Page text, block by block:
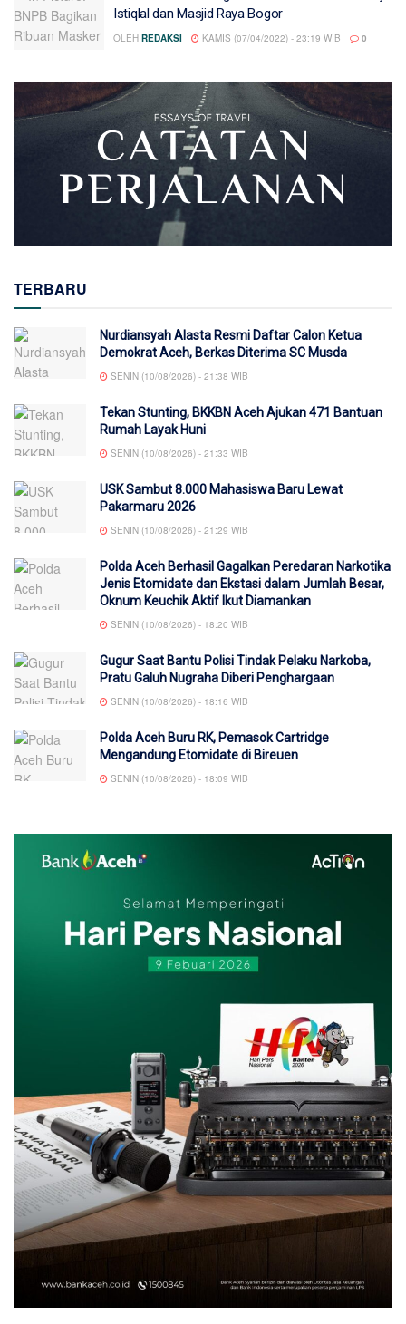
Istiqlal dan Masjid Raya Bogor
OLEH REDAKSI KAMIS (07/04/2022) - 23:19 WIB 0
TERBARU
Nurdiansyah Alasta Resmi Daftar Calon Ketua
Demokrat Aceh, Berkas Diterima SC Musda
SENIN (10/08/2026) - 21:38 WIB
Tekan Stunting, BKKBN Aceh Ajukan 471 Bantuan
Rumah Layak Huni
SENIN (10/08/2026) - 21:33 WIB
USK Sambut 8.000 Mahasiswa Baru Lewat
Pakarmaru 2026
SENIN (10/08/2026) - 21:29 WIB
Polda Aceh Berhasil Gagalkan Peredaran Narkotika
Jenis Etomidate dan Ekstasi dalam Jumlah Besar,
Oknum Keuchik Aktif Ikut Diamankan
SENIN (10/08/2026) - 18:20 WIB
Gugur Saat Bantu Polisi Tindak Pelaku Narkoba,
Pratu Galuh Nugraha Diberi Penghargaan
SENIN (10/08/2026) - 18:16 WIB
Polda Aceh Buru RK, Pemasok Cartridge
Mengandung Etomidate di Bireuen
SENIN (10/08/2026) - 18:09 WIB